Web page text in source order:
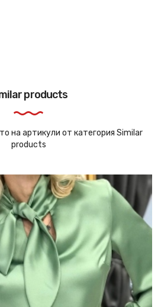
products
на артикули от категория Similar
products